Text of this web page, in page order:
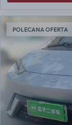
POLECANA OFERTA